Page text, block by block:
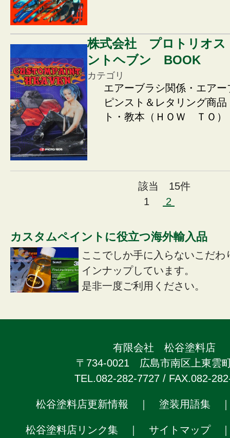
株式会社 プロトリオ
ントヘブン BOOK
カテゴリ
エアーブラシ関係・エア
ピンスト＆レタリング商
ト・教本（ＨＯＷ ＴＯ）
該当 15件
1
2
カスタムペイントに役立つ海外輸入品
ここでしか手に入らないこだわ
インナップしています。
是非一度ご利用ください。
有限会社 松谷塗料店
〒734-0021 広島市南区上東雲
TEL.082-282-7727 / FAX.082-
松谷塗料店更新情報 ｜ 塗装用語集
松谷塗料店リンク集 ｜ サイトマップ